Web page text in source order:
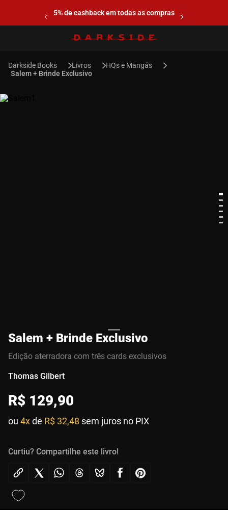
5% de cashback em todas as compras
Livros
HQs e Mangás
Salem + Brinde Exclusivo
Salem + Brinde Exclusivo
Edição aterradora com três cards exclusivos
Thomas Gilbert
R$ 129,90
ou 4xde R$ 32,48 sem juros no PIX
Curtiu? Compartilhe este livro!